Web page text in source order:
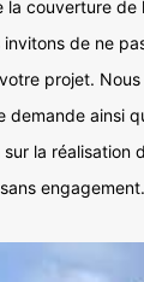
couverture de
de ne
projet.
ainsi
la réalisation
engagement.